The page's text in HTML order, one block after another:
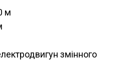
м
змінного